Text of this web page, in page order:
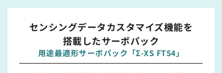
センシングデータカスタマイズ機能を
搭載したサーボパック
用途最適形サーボパック「Σ-XS FT54」